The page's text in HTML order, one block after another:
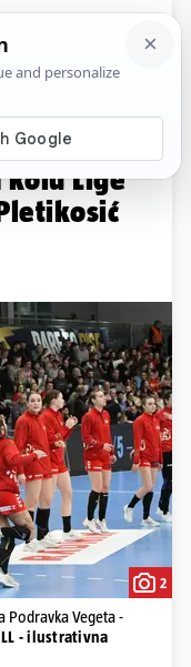
Komentari
dobila
kolu Lige
2
Podravka Vegeta -
- ilustrativna